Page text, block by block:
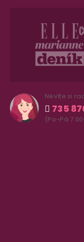
Nevíte si
735
(Po-Pá